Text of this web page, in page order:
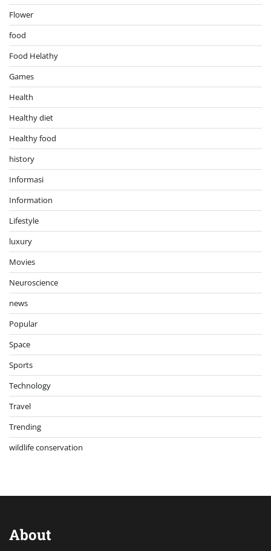
Flower
food
Food Helathy
Games
Health
Healthy diet
Healthy food
history
Informasi
Information
Lifestyle
luxury
Movies
Neuroscience
news
Popular
Space
Sports
Technology
Travel
Trending
wildlife conservation
About